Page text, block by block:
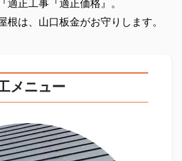
適正工事『適正価格』。
根は、山口板金がお守りします。
メニュー